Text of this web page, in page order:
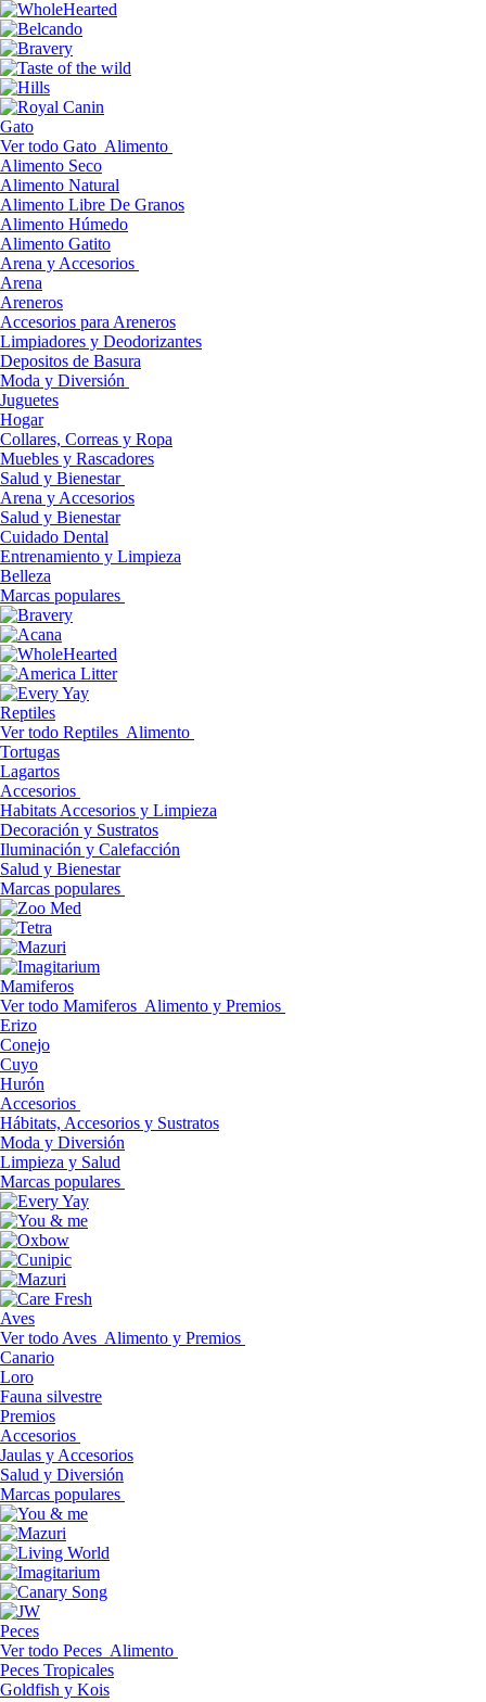
Gato
Ver todo Gato Alimento
Alimento Seco
Alimento Natural
Alimento Libre De Granos
Alimento Húmedo
Alimento Gatito
Arena y Accesorios
Arena
Areneros
Accesorios para Areneros
Limpiadores y Deodorizantes
Depositos de Basura
Moda y Diversión
Juguetes
Hogar
Collares, Correas y Ropa
Muebles y Rascadores
Salud y Bienestar
Arena y Accesorios
Salud y Bienestar
Cuidado Dental
Entrenamiento y Limpieza
Belleza
Marcas populares
Reptiles
Ver todo Reptiles Alimento
Tortugas
Lagartos
Accesorios
Habitats Accesorios y Limpieza
Decoración y Sustratos
Iluminación y Calefacción
Salud y Bienestar
Marcas populares
Mamiferos
Ver todo Mamiferos Alimento y Premios
Erizo
Conejo
Cuyo
Hurón
Accesorios
Hábitats, Accesorios y Sustratos
Moda y Diversión
Limpieza y Salud
Marcas populares
Aves
Ver todo Aves Alimento y Premios
Canario
Loro
Fauna silvestre
Premios
Accesorios
Jaulas y Accesorios
Salud y Diversión
Marcas populares
Peces
Ver todo Peces Alimento
Peces Tropicales
Goldfish y Kois